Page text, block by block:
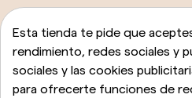
Esta tienda te pide que
rendimiento, redes sociales y
sociales y las cookies
para ofrecerte funciones de